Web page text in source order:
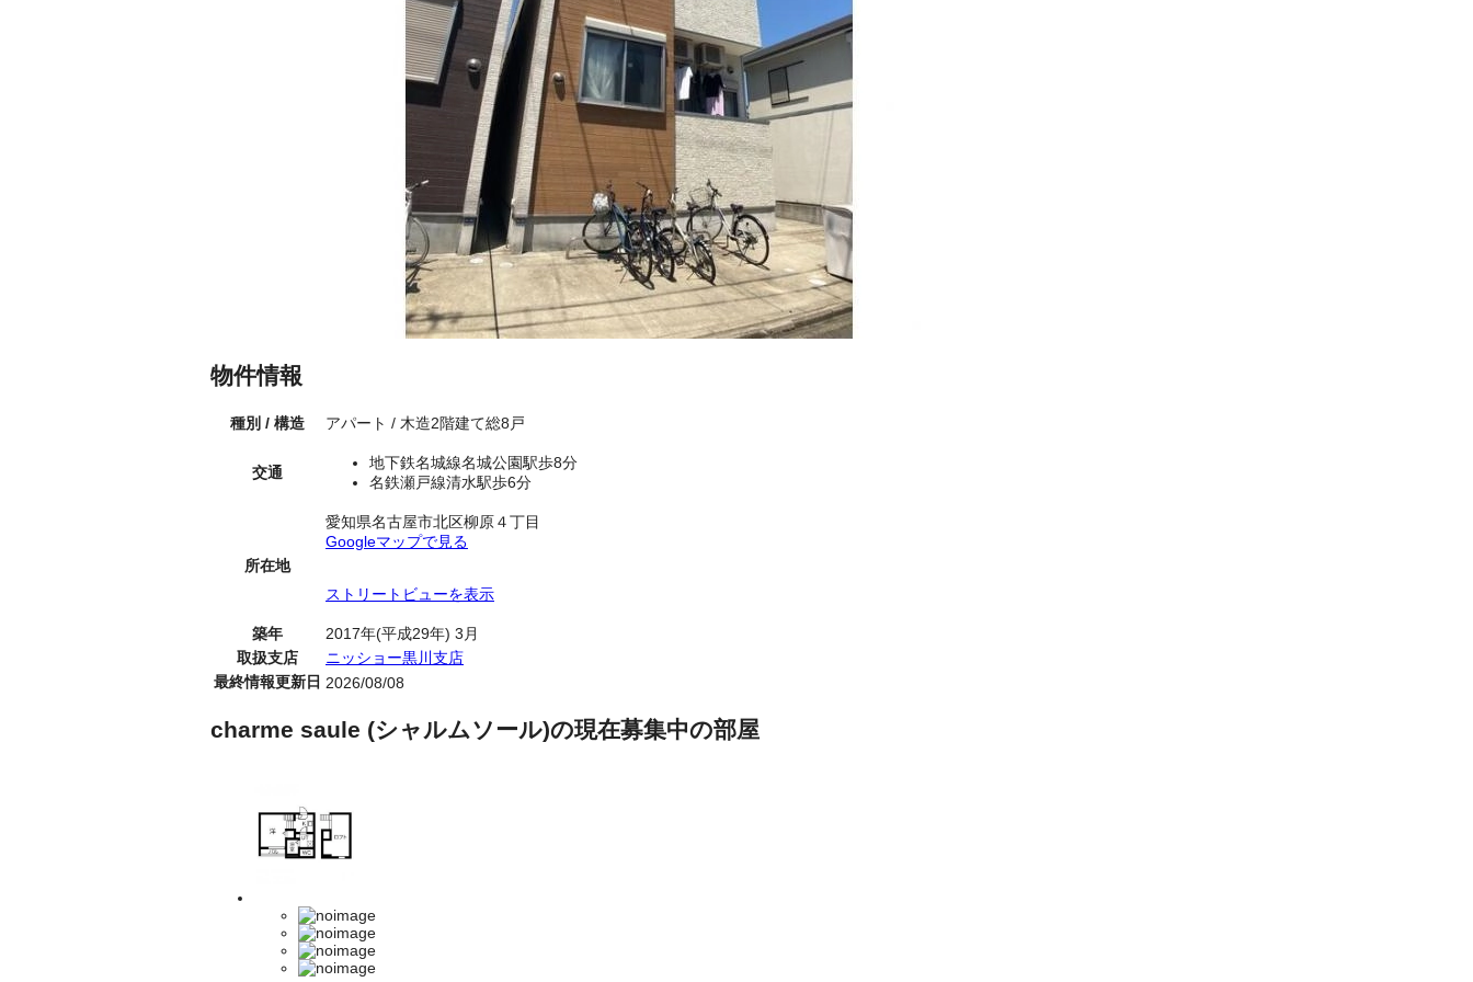
物件情報
種別 / 構造 アパート / 木造2階建て総8戸
交通
地下鉄名城線名城公園駅歩8分
名鉄瀬戸線清水駅歩6分
所在地
愛知県名古屋市北区柳原４丁目
Googleマップで見る
ストリートビューを表示
築年
2017年(平成29年) 3月
取扱支店
ニッショー黒川支店
最終情報更新日 2026/08/08
charme saule (シャルムソール)の現在募集中の部屋